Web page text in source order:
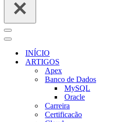
Menu
de
navegação
Menu
navegaçãoINÍCIO
ARTIGOS
Apex
Banco de Dados
MySQL
Oracle
Carreira
Certificacão